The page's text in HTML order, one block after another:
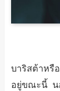
บาริสต้าหรื
อยู่ขณะนี้ น